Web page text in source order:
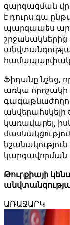
զարգացման
է դուրս գա
պարզապես
համապարփակ
Ֆիդանը նշեց,
առկա որոշակի
կառավարել,
կարգավորման
Թուրքիայի
ԱՌԱՋԱՐԿ